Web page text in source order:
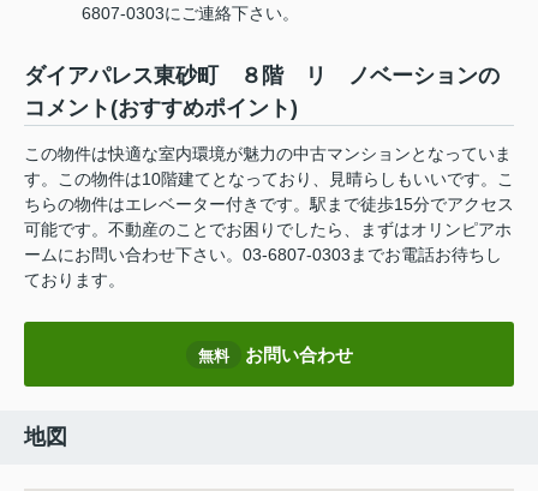
6807-0303にご連絡下さい。
ダイアパレス東砂町 ８階 リ ノベーションの
コメント(おすすめポイント)
この物件は快適な室内環境が魅力の中古マンションとなっていま
す。この物件は10階建てとなっており、見晴らしもいいです。こ
ちらの物件はエレベーター付きです。駅まで徒歩15分でアクセス
可能です。不動産のことでお困りでしたら、まずはオリンピアホ
ームにお問い合わせ下さい。03-6807-0303までお電話お待ちし
ております。
無料 お問い合わせ
地図